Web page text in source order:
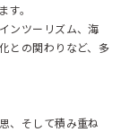
。
ンツーリズム、海
との関わりなど、多
、そして積み重ね